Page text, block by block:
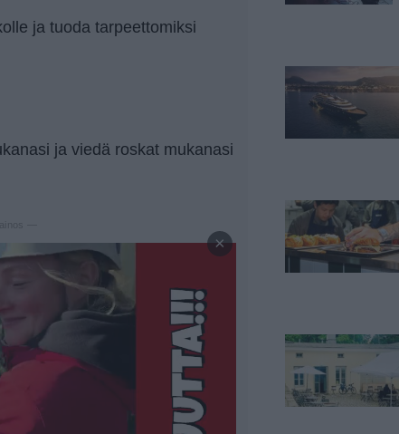
ja tuoda tarpeettomiksi
ja viedä roskat mukanasi
—
×